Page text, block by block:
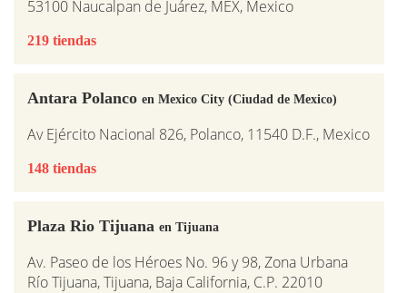
53100 Naucalpan de Juárez, MEX, Mexico
219 tiendas
Antara Polanco en Mexico City (Ciudad de Mexico)
Av Ejército Nacional 826, Polanco, 11540 D.F., Mexico
148 tiendas
Plaza Rio Tijuana en Tijuana
Av. Paseo de los Héroes No. 96 y 98, Zona Urbana
Río Tijuana, Tijuana, Baja California, C.P. 22010